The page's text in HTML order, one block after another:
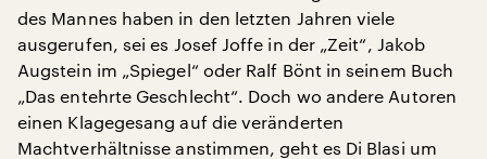
des Mannes haben in den letzten Jahren viele
ausgerufen, sei es Josef Joffe in der „Zeit“, Jakob
Augstein im „Spiegel“ oder Ralf Bönt in seinem Buch
„Das entehrte Geschlecht“. Doch wo andere Autoren
einen Klagegesang auf die veränderten
Machtverhältnisse anstimmen, geht es Di Blasi um